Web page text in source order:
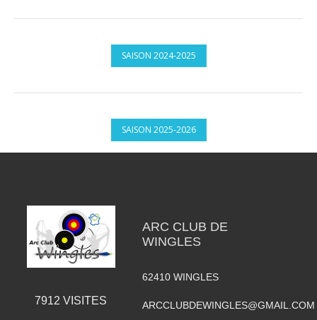
SAISON 2024-2025
SAISON 2025-2026
7912 VISITES
ARC CLUB DE
WINGLES
62410 WINGLES
ARCCLUBDEWINGLES@GMAIL.COM